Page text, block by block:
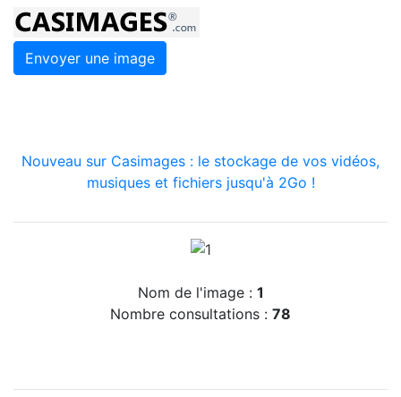
Envoyer une image
Nouveau sur Casimages : le stockage de vos vidéos,
musiques et fichiers jusqu'à 2Go !
Nom de l'image : 1
Nombre consultations : 78